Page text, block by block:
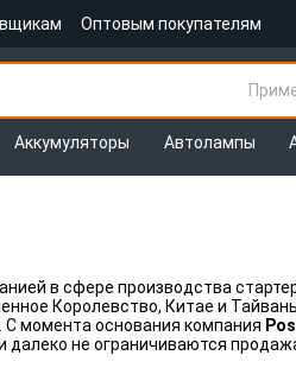
Оптовым покупателям
Аккумуляторы Автолампы
в сфере производства
Королевство, Китае и
С момента основания компания
далеко не ограничиваются